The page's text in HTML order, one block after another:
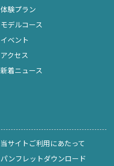
体験プラン
モデルコース
イベント
アクセス
新着ニュース
当サイトご利用にあたって
パンフレットダウンロード